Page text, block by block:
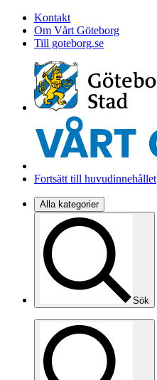
Kontakt
Om Vårt Göteborg
Till goteborg.se
Fortsätt till huvudinnehållet
Alla kategorier
Sök